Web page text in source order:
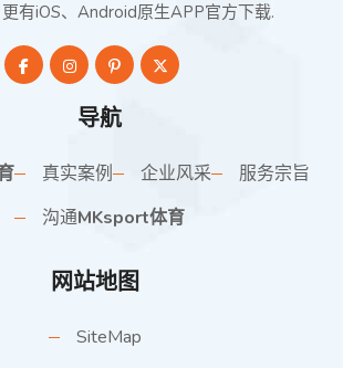
有iOS、Android原生APP官方下载.
导航
真实案例 企业风采
服务宗旨
沟通MKsport体育
网站地图
SiteMap